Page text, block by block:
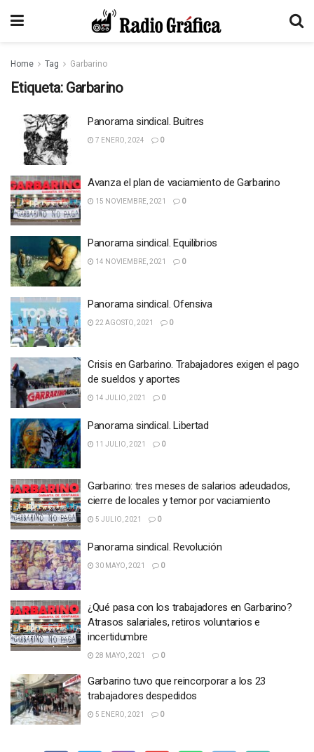
Home Tag Garbarino
Etiqueta: Garbarino
Panorama sindical. Buitres
7 ENERO, 2024 0
Avanza el plan de vaciamiento de Garbarino
15 NOVIEMBRE, 2021 0
Panorama sindical. Equilibrios
14 NOVIEMBRE, 2021 0
Panorama sindical. Ofensiva
22 AGOSTO, 2021 0
Crisis en Garbarino. Trabajadores exigen el pago
de sueldos y aportes
14 JULIO, 2021 0
Panorama sindical. Libertad
11 JULIO, 2021 0
Garbarino: tres meses de salarios adeudados,
cierre de locales y temor por vaciamiento
5 JULIO, 2021 0
Panorama sindical. Revolución
30 MAYO, 2021 0
¿Qué pasa con los trabajadores en Garbarino?
Atrasos salariales, retiros voluntarios e
incertidumbre
28 MAYO, 2021 0
Garbarino tuvo que reincorporar a los 23
trabajadores despedidos
5 ENERO, 2021 0